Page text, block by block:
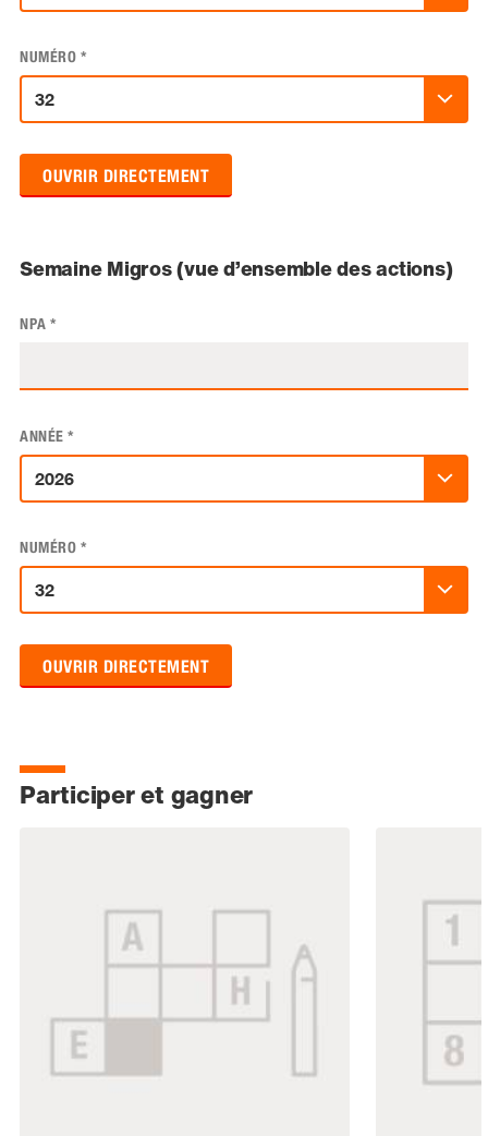
NUMÉRO *
OUVRIR DIRECTEMENT
Semaine Migros (vue d’ensemble des actions)
NPA *
ANNÉE *
NUMÉRO *
OUVRIR DIRECTEMENT
Participer et gagner